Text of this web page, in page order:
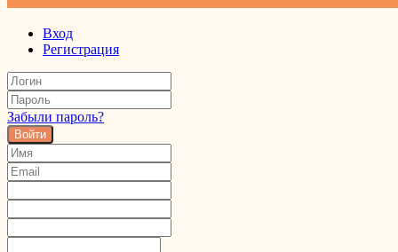
Вход
Регистрация
Забыли пароль?
Войти